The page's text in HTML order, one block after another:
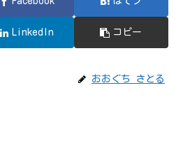
LinkedIn コピー
おおぐち さとる